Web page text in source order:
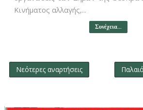
Κινήματος αλλαγής,...
Συνέχεια...
Νεότερες αναρτήσεις